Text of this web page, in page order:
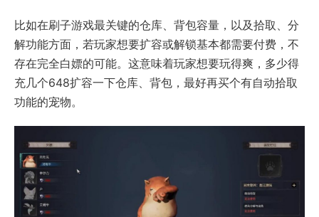
比如在刷子游戏最关键的仓库、背包容量，以及拾取、分
解功能方面，若玩家想要扩容或解锁基本都需要付费，不
存在完全白嫖的可能。这意味着玩家想要玩得爽，多少得
充几个648扩容一下仓库、背包，最好再买个有自动拾取
功能的宠物。